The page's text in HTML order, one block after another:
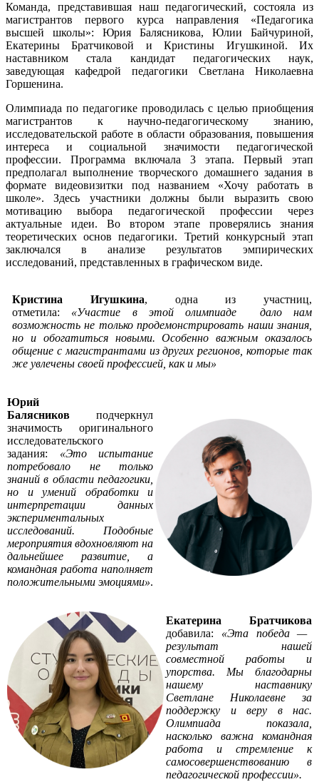
Команда, представившая наш педагогический, состояла из
магистрантов первого курса направления «Педагогика
высшей школы»: Юрия Балясникова, Юлии Байчуриной,
Екатерины Братчиковой и Кристины Игушкиной. Их
наставником стала кандидат педагогических наук,
заведующая кафедрой педагогики Светлана Николаевна
Горшенина.
Олимпиада по педагогике проводилась с целью приобщения
магистрантов к научно-педагогическому знанию,
исследовательской работе в области образования, повышения
интереса и социальной значимости педагогической
профессии. Программа включала 3 этапа. Первый этап
предполагал выполнение творческого домашнего задания в
формате видеовизитки под названием «Хочу работать в
школе». Здесь участники должны были выразить свою
мотивацию выбора педагогической профессии через
актуальные идеи. Во втором этапе проверялись знания
теоретических основ педагогики. Третий конкурсный этап
заключался в анализе результатов эмпирических
исследований, представленных в графическом виде.
Кристина Игушкина, одна из участниц,
отметила: «Участие в этой олимпиаде дало нам
возможность не только продемонстрировать наши знания,
но и обогатиться новыми. Особенно важным оказалось
общение с магистрантами из других регионов, которые так
же увлечены своей профессией, как и мы»
Юрий
Балясников подчеркнул
значимость оригинального
исследовательского
задания: «Это испытание
потребовало не только
знаний в области педагогики,
но и умений обработки и
интерпретации данных
экспериментальных
исследований. Подобные
мероприятия вдохновляют на
дальнейшее развитие, а
командная работа наполняет
положительными эмоциями».
Екатерина Братчикова
добавила: «Эта победа —
результат нашей
совместной работы и
упорства. Мы благодарны
нашему наставнику
Светлане Николаевне за
поддержку и веру в нас.
Олимпиада показала,
насколько важна командная
работа и стремление к
самосовершенствованию в
педагогической профессии».